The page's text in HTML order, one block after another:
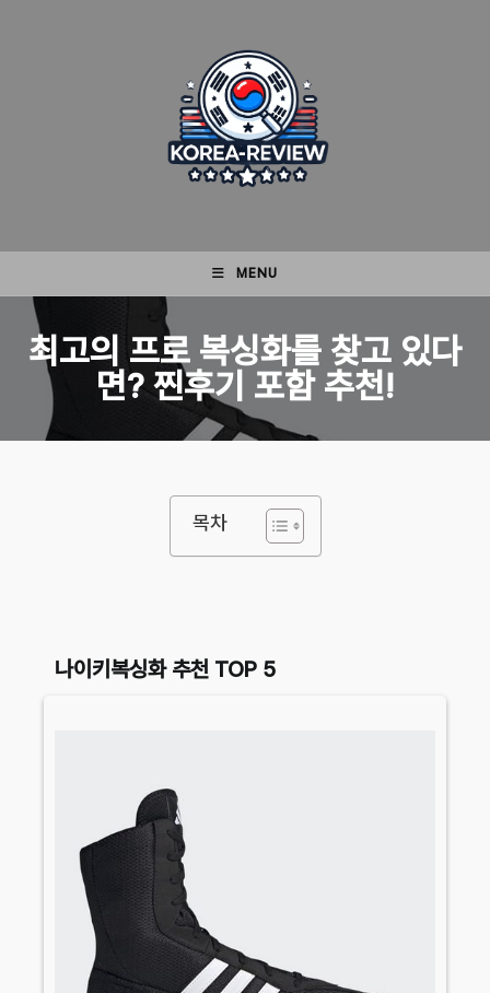
MENU
최고의 프로 복싱화를 찾고 있다
면? 찐후기 포함 추천!
목차
나이키복싱화 추천 TOP 5